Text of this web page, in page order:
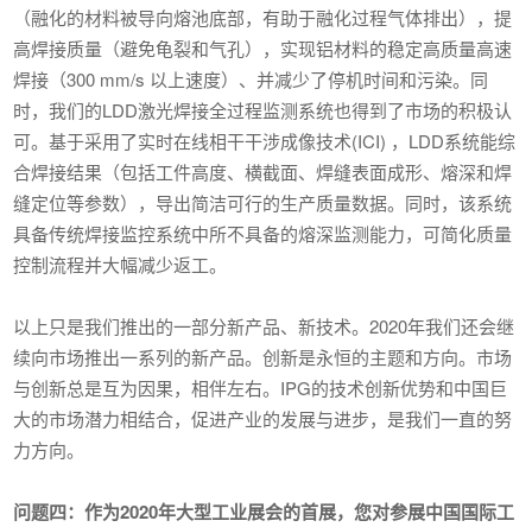
（融化的材料被导向熔池底部，有助于融化过程气体排出），提
高焊接质量（避免龟裂和气孔），实现铝材料的稳定高质量高速
焊接（300 mm/s 以上速度）、并减少了停机时间和污染。同
时，我们的LDD激光焊接全过程监测系统也得到了市场的积极认
可。基于采用了实时在线相干干涉成像技术(ICI) ，LDD系统能综
合焊接结果（包括工件高度、横截面、焊缝表面成形、熔深和焊
缝定位等参数），导出简洁可行的生产质量数据。同时，该系统
具备传统焊接监控系统中所不具备的熔深监测能力，可简化质量
控制流程并大幅减少返工。
以上只是我们推出的一部分新产品、新技术。2020年我们还会继
续向市场推出一系列的新产品。创新是永恒的主题和方向。市场
与创新总是互为因果，相伴左右。IPG的技术创新优势和中国巨
大的市场潜力相结合，促进产业的发展与进步，是我们一直的努
力方向。
问题四：作为2020年大型工业展会的首展，您对参展中国国际工